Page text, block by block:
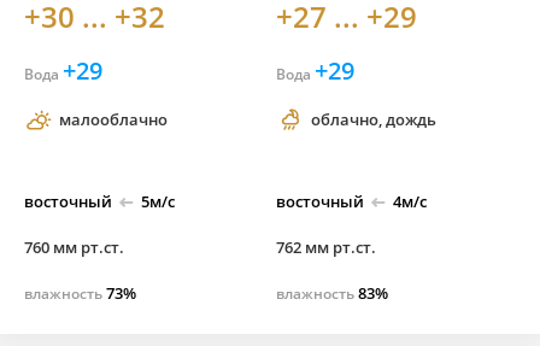
+30 ... +32
Вода +29
малооблачно
восточный 5м/с
760 мм рт.ст.
влажность73%
+27 ... +29
Вода +29
облачно, дождь
восточный 4м/с
762 мм рт.ст.
влажность83%